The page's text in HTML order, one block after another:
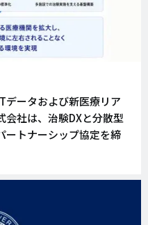
データおよび新医療リア
会社は、治験DXと分散型
ートナーシップ協定を締